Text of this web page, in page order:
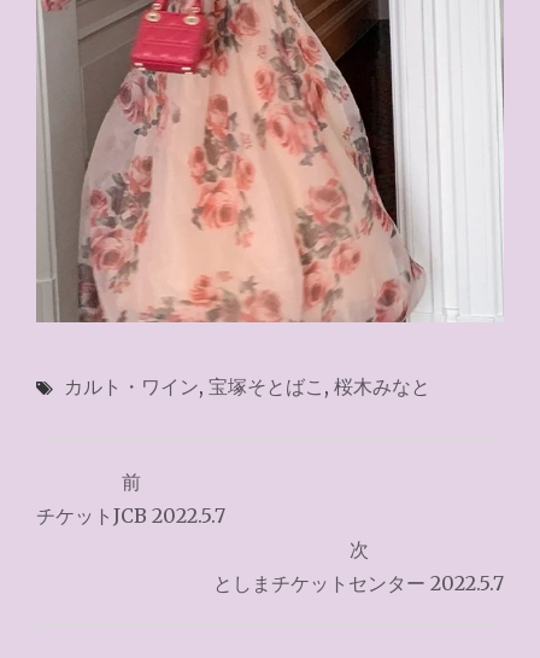
カルト・ワイン, 宝塚そとばこ , 桜木みなと
稿
前
チケットJCB 2022.5.7
次
としまチケットセンター 2022.5.7